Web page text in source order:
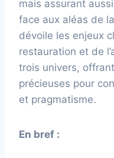
mais assurant
face aux aléas de
dévoile les enjeux
restauration et de
trois univers,
précieuses pour
et pragmatisme.
En bref :